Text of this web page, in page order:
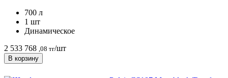
700 л
1 шт
Динамическое
2 533 768 ,08 тг/шт
В корзину